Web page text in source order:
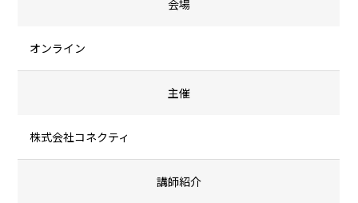
会場
オンライン
主催
株式会社コネクティ
講師紹介